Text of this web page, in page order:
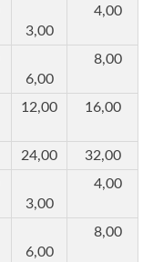
3,00
4,00
6,00
8,00
12,00 16,00
24,00
32,00
3,00
4,00
6,00
8,00